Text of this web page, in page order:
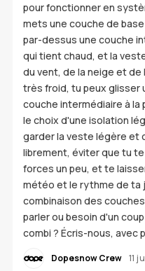
pour fonctionner en
mets une couche de
par-dessus une couche
qui tient chaud, et la
du vent, de la neige et de
très froid, tu peux glisser
couche intermédiaire à la
le choix d'une isolation
garder la veste légère et
librement, éviter que tu
forces un peu, et te
météo et le rythme de ta
combinaison des
parler ou besoin d'un
combi ? Écris-nous, avec
Dopesnow Crew 11